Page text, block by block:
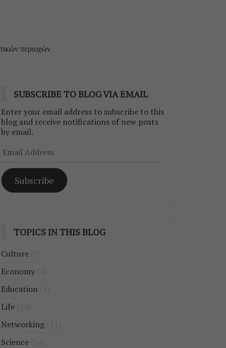
περιοχών
SUBSCRIBE TO BLOG VIA EMAIL
Enter your email address to subscribe to this
blog and receive notifications of new posts
by email.
Email
Address
Subscribe
TOPICS IN THIS BLOG
Culture
Economy
Education
Life
Networking(11)
Science